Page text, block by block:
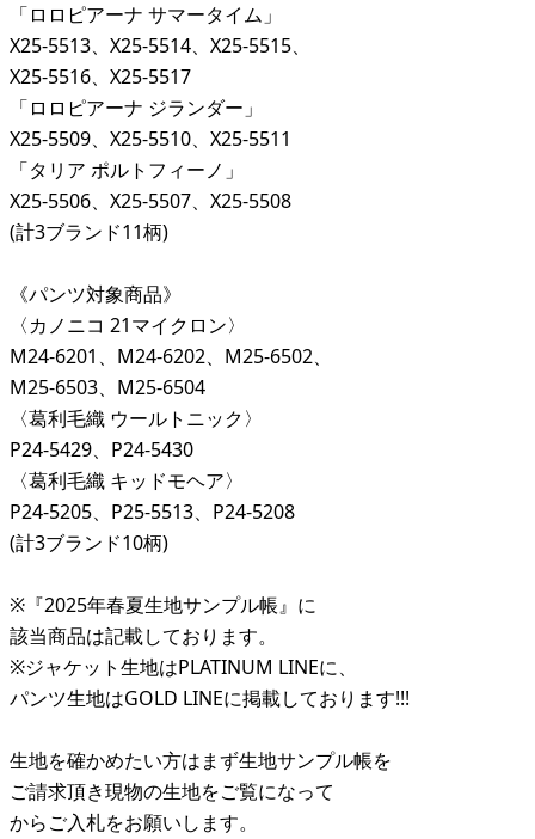
「ロロピアーナ サマータイム」
X25-5513、X25-5514、X25-5515、
X25-5516、X25-5517
「ロロピアーナ ジランダー」
X25-5509、X25-5510、X25-5511
「タリア ポルトフィーノ」
X25-5506、X25-5507、X25-5508
(計3ブランド11柄)
《パンツ対象商品》
〈カノニコ 21マイクロン〉
M24-6201、M24-6202、M25-6502、
M25-6503、M25-6504
〈葛利毛織 ウールトニック〉
P24-5429、P24-5430
〈葛利毛織 キッドモヘア〉
P24-5205、P25-5513、P24-5208
(計3ブランド10柄)
※『2025年春夏生地サンプル帳』に
該当商品は記載しております。
※ジャケット生地はPLATINUM LINEに、
パンツ生地はGOLD LINEに掲載しております!!!
生地を確かめたい方はまず生地サンプル帳を
ご請求頂き現物の生地をご覧になって
からご入札をお願いします。